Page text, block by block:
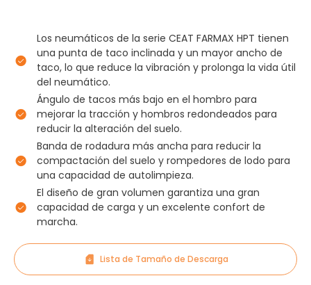
Los neumáticos de la serie CEAT FARMAX HPT tienen
una punta de taco inclinada y un mayor ancho de
taco, lo que reduce la vibración y prolonga la vida útil
del neumático.
Ángulo de tacos más bajo en el hombro para
mejorar la tracción y hombros redondeados para
reducir la alteración del suelo.
Banda de rodadura más ancha para reducir la
compactación del suelo y rompedores de lodo para
una capacidad de autolimpieza.
El diseño de gran volumen garantiza una gran
capacidad de carga y un excelente confort de
marcha.
Lista de Tamaño de Descarga